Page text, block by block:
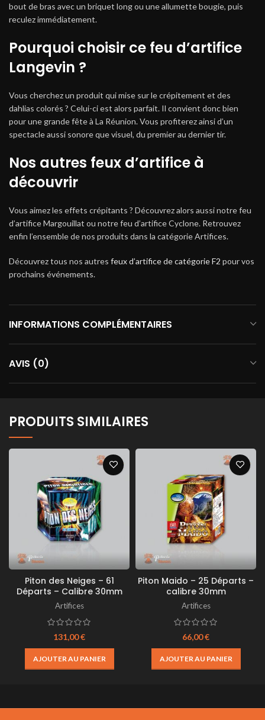
bout de bras avec un briquet long ou une allumette bougie, puis
reculez immédiatement.
Pourquoi choisir ce feu d’artifice
Langevin ?
Vous cherchez un produit qui mise sur le crépitement et des
dahlias colorés ? Celui-ci est alors parfait. Il convient donc bien
pour une grande fête à La Réunion. Vous profiterez ainsi d’un
spectacle aussi sonore que visuel, du premier au dernier tir.
Nos autres feux d’artifice à
découvrir
Vous aimez les effets crépitants ? Découvrez alors aussi notre feu
d’artifice Margouillat ou notre feu d’artifice Cyclone. Retrouvez
enfin l’ensemble de nos produits dans la catégorie Artifices.
Découvrez tous nos autres feux d’artifice de catégorie F2 pour vos
prochains événements.
INFORMATIONS COMPLÉMENTAIRES
AVIS (0)
PRODUITS SIMILAIRES
Piton des Neiges – 61
Départs – Calibre 30mm
Artifices
131,00€
AJOUTER AU PANIER
Piton Maido – 25 Départs –
calibre 30mm
Artifices
66,00€
AJOUTER AU PANIER